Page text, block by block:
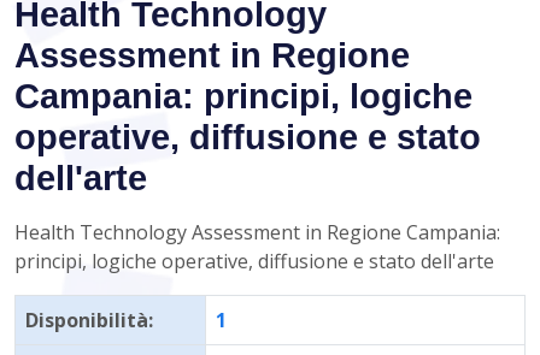
Health Technology
Assessment in Regione
Campania: principi, logiche
operative, diffusione e stato
dell'arte
Health Technology Assessment in Regione Campania:
principi, logiche operative, diffusione e stato dell'arte
Disponibilità:
1